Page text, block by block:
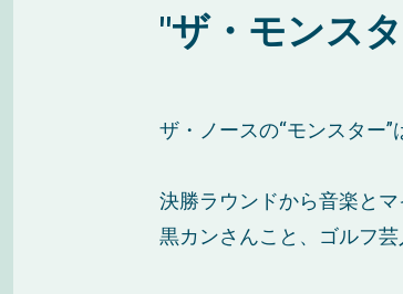
"ザ・モンス
ザ・ノースの“モンスター
決勝ラウンドから音楽と
黒カンさんこと、ゴルフ